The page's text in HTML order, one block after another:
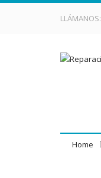
LLÁMANOS:
Home